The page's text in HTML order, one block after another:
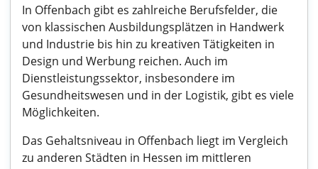
In Offenbach gibt es zahlreiche Berufsfelder, die
von klassischen Ausbildungsplätzen in Handwerk
und Industrie bis hin zu kreativen Tätigkeiten in
Design und Werbung reichen. Auch im
Dienstleistungssektor, insbesondere im
Gesundheitswesen und in der Logistik, gibt es viele
Möglichkeiten.
Das Gehaltsniveau in Offenbach liegt im Vergleich
zu anderen Städten in Hessen im mittleren